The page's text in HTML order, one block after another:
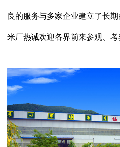
良的服务与多家企业建立了长
米厂热诚欢迎各界前来参观、考